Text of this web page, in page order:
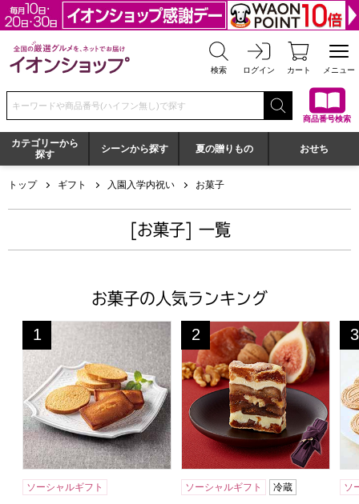
全国の厳選グルメを、ネットでお届け イオンショップ
検索 ログイン カート メニュー
検索キーワードまたは商品番号を入力してください
商品番号検索
カテゴリーから
探す
シーンから探す 夏の贈りもの おせち
トップ ギフト 入園入学内祝い お菓子
[お菓子] 一覧
お菓子の人気ランキング
はちみつフィナンシェ・メープルラスク【年間ギフト】
1
位
ソーシャルギフト
一善や 干柿と胡桃と無花果
2
位
ソーシャルギフト 冷蔵
3
位
ソ